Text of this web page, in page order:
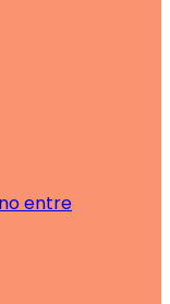
entre